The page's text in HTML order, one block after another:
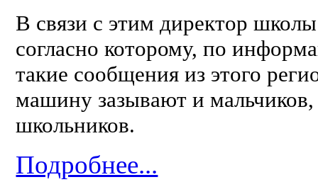
В связи с этим директор
согласно которому, по
такие сообщения из этого
машину зазывают и
школьников.
Подробнее...